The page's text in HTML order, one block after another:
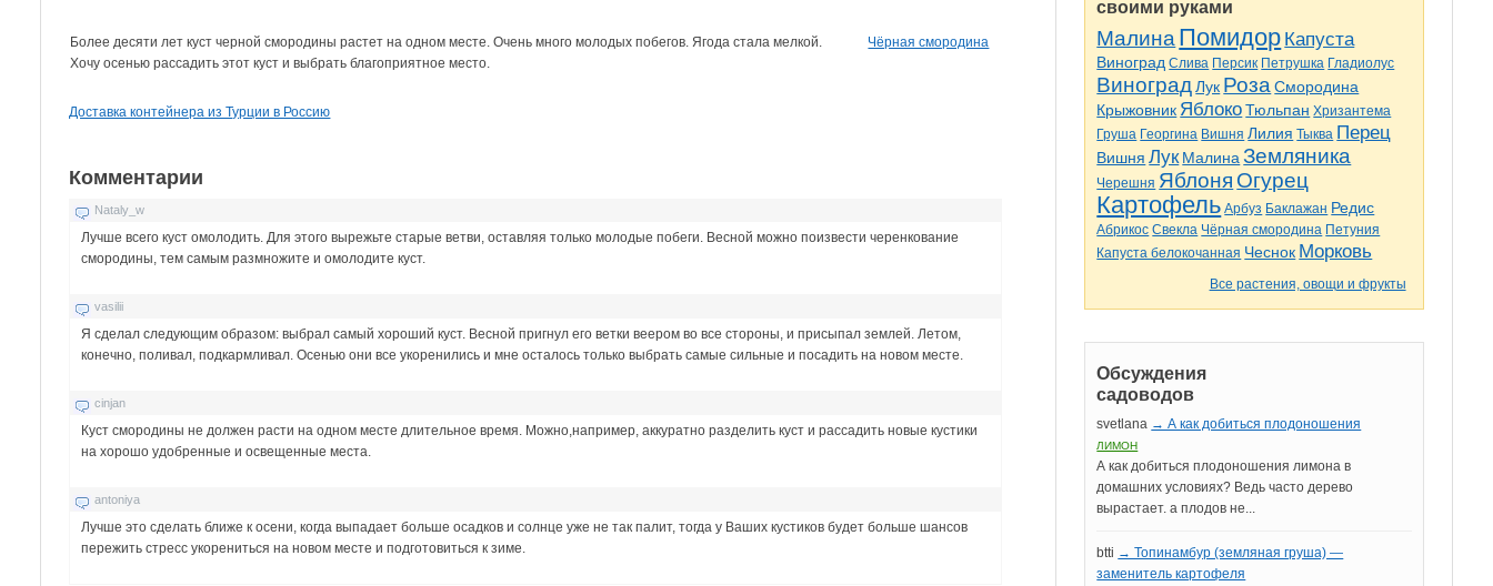
Чёрная смородина
Более десяти лет куст черной смородины растет на одном месте. Очень много молодых побегов. Ягода стала мелкой.
Хочу осенью рассадить этот куст и выбрать благоприятное место.
Доставка контейнера из Турции в Россию
Комментарии
Nataly_w
Лучше всего куст омолодить. Для этого вырежьте старые ветви, оставляя только молодые побеги. Весной можно поизвести черенкование
смородины, тем самым размножите и омолодите куст.
vasilii
Я сделал следующим образом: выбрал самый хороший куст. Весной пригнул его ветки веером во все стороны, и присыпал землей. Летом,
конечно, поливал, подкармливал. Осенью они все укоренились и мне осталось только выбрать самые сильные и посадить на новом месте.
cinjan
Куст смородины не должен расти на одном месте длительное время. Можно,например, аккуратно разделить куст и рассадить новые кустики
на хорошо удобренные и освещенные места.
antoniya
Лучше это сделать ближе к осени, когда выпадает больше осадков и солнце уже не так палит, тогда у Ваших кустиков будет больше шансов
пережить стресс укорениться на новом месте и подготовиться к зиме.
своими руками
Малина Помидор Капуста
Виноград Слива Персик Петрушка Гладиолус
Виноград Лук Роза Смородина
Крыжовник Яблоко Тюльпан Хризантема
Груша Георгина Вишня Лилия Тыква Перец
Вишня Лук Малина Земляника
Черешня Яблоня Огурец
Картофель Арбуз Баклажан Редис
Абрикос Свекла Чёрная смородина Петуния
Капуста белокочанная Чеснок Морковь
Все растения, овощи и фрукты
Обсуждения
садоводов
svetlana → А как добиться плодоношения
ЛИМОН
А как добиться плодоношения лимона в
домашних условиях? Ведь часто дерево
вырастает. а плодов не...
btti → Топинамбур (земляная груша) —
заменитель картофеля